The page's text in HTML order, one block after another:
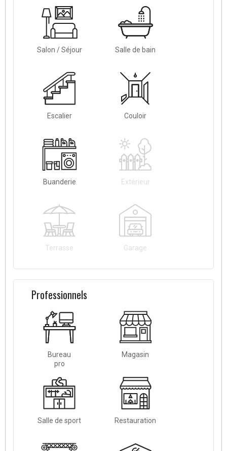
Salon / Séjour Salle de bain
Escalier Couloir
Buanderie Extérieur
Terrasse Garage
Professionnels
Bureau
pro
Magasin
Salle de sport Restauration